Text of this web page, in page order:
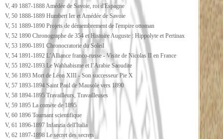
V, 49 1887-1888 Amédée de Savoie, roi d'Espagne
V, 50 1888-1889 Humbert Ier et Amédée de Savoie
V, 51 1889-1890 Projets de démembrement de l'empire ottoman
V, 52 1890 Chronographe de 354 et Histoire Auguste : Hippolyte et Pertinax
V, 53 1890-1891 Chronocratorie du Soleil
V, 54 1891-1892 L’Alliance franco-russe - Visite de Nicolas II en France
V, 55 1892-1893 Le Wahhabisme et l’Arabie Saoudite
V, 56 1893 Mort de Léon XIII - Son successeur Pie X
V, 57 1893-1894 Saint Paul de Mausole vers 1890
V, 58 1894-1895 Travailleurs, Travailleuses
V, 59 1895 La comète de 1895
V, 60 1896 Tournant scientifique
V, 61 1896-1897 Infanzia dell'Italia
V, 62 1897-1898 Le secret des secrets